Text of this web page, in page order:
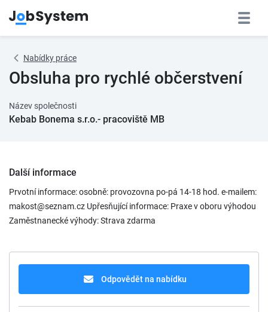
Nabídky práce
Obsluha pro rychlé občerstvení
Název společnosti
Kebab Bonema s.r.o.- pracoviště MB
Další informace
Prvotní informace: osobně: provozovna po-pá 14-18 hod. e-mailem:
makost@seznam.cz Upřesňující informace: Praxe v oboru výhodou
Zaměstnanecké výhody: Strava zdarma
Odpovědět na nabídku